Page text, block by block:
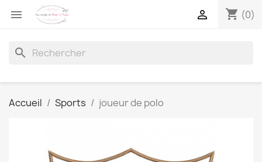
 shopping_cart (0)

search
Accueil Sports joueur de polo